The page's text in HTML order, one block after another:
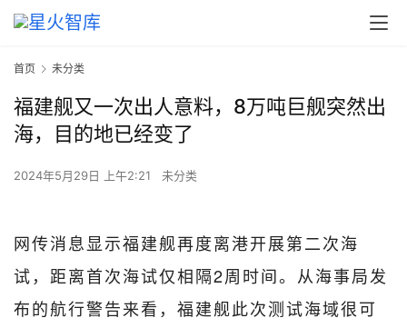
首页 未分类
福建舰又一次出人意料，8万吨巨舰突然出
海，目的地已经变了
2024年5月29日 上午2:21 未分类
网传消息显示福建舰再度离港开展第二次海
试，距离首次海试仅相隔2周时间。从海事局发
布的航行警告来看，福建舰此次测试海域很可